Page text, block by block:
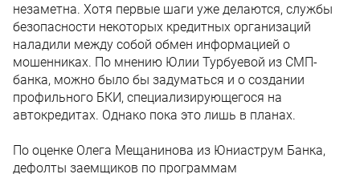
незаметна. Хотя первые шаги уже делаются, службы
безопасности некоторых кредитных организаций
наладили между собой обмен информацией о
мошенниках. По мнению Юлии Турбуевой из СМП-
банка, можно было бы задуматься и о создании
профильного БКИ, специализирующегося на
автокредитах. Однако пока это лишь в планах.
По оценке Олега Мещанинова из Юниаструм Банка,
дефолты заемщиков по программам